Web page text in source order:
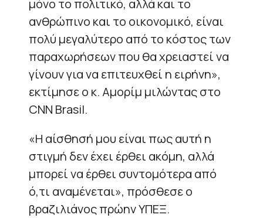
μόνο το πολιτικό, αλλά και το
ανθρώπινο και το οικονομικό, είναι
πολύ μεγαλύτερο από το κόστος των
παραχωρήσεων που θα χρειαστεί να
γίνουν για να επιτευχθεί η ειρήνη»,
εκτίμησε ο κ. Αμορίμ μιλώντας στο
CNN Brasil.
«Η αίσθησή μου είναι πως αυτή η
στιγμή δεν έχει έρθει ακόμη, αλλά
μπορεί να έρθει συντομότερα από
ό,τι αναμένεται», πρόσθεσε ο
βραζιλιάνος πρώην ΥΠΕΞ.